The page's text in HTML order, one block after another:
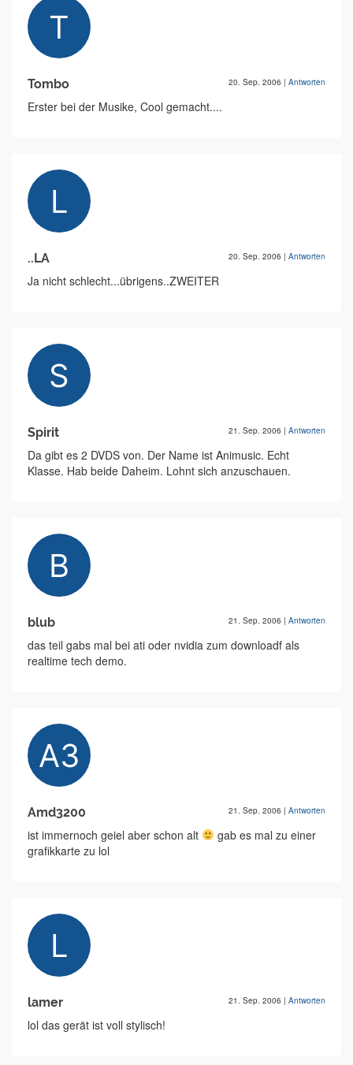
Tombo 20. Sep. 2006 | Antworten
Erster bei der Musike, Cool gemacht....
..LA 20. Sep. 2006 | Antworten
Ja nicht schlecht...übrigens..ZWEITER
Spirit 21. Sep. 2006 | Antworten
Da gibt es 2 DVDS von. Der Name ist Animusic. Echt
Klasse. Hab beide Daheim. Lohnt sich anzuschauen.
blub 21. Sep. 2006 | Antworten
das teil gabs mal bei ati oder nvidia zum downloadf als
realtime tech demo.
Amd3200 21. Sep. 2006 | Antworten
ist immernoch geiel aber schon alt
gab es mal zu einer
grafikkarte zu lol
lamer 21. Sep. 2006 | Antworten
lol das gerät ist voll stylisch!